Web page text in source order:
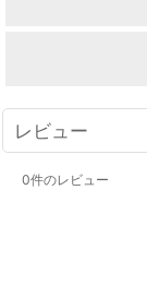
レビュー
0件のレビュー